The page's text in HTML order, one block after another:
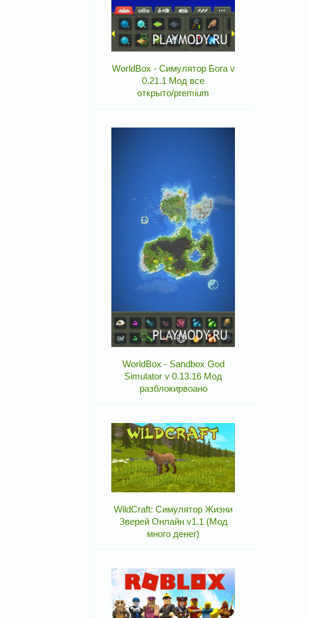
WorldBox - Симулятор Бога v
0.21.1 Мод все
открыто/premium
WorldBox - Sandbox God
Simulator v 0.13.16 Мод
разблокирвоано
WildCraft: Симулятор Жизни
Зверей Онлайн v1.1 (Мод
много денег)